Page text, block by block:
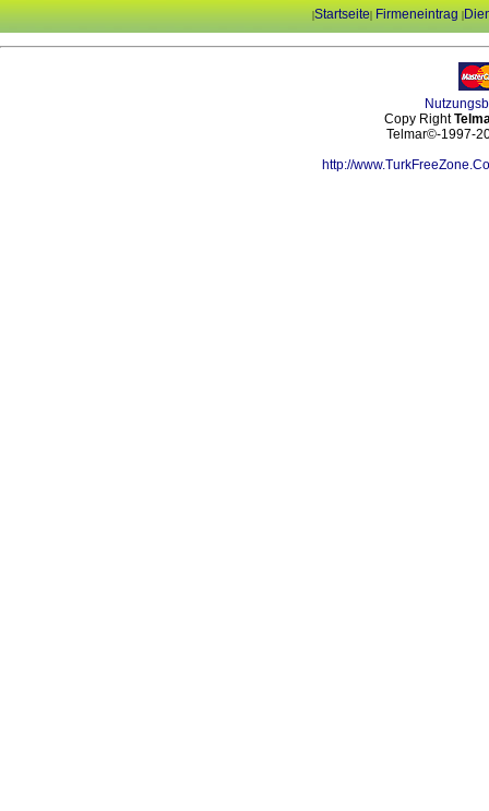
|Startseite| Firmeneintrag |
Copy Right
Telmar©-1997-
http://